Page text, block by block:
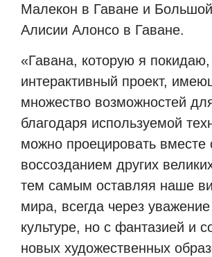
Малекон в Гаване и
Алисии Алонсо в Гаване.
«Гавана, которую я
интерактивный проект,
множество возможностей
благодаря используемой
можно проецировать вместе
воссозданием других
тем самым оставляя наше
мира, всегда через уважение
культуре, но с фантазией и
новых художественных